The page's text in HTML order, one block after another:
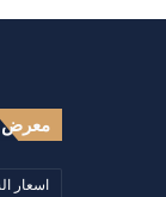
معرض
اسعار